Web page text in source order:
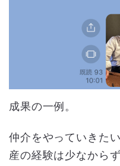
成果の一例。
仲介をやっていきた
産の経験は少なから